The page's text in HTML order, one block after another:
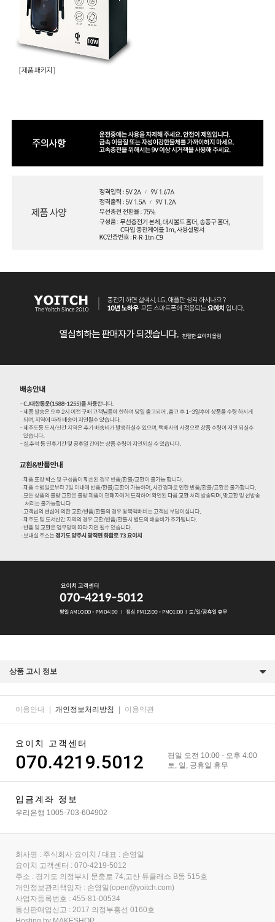
상품 고시 정보
이용안내 개인정보처리방침 이용약관
요이치 고객센터
070.4219.5012
평일 오전 10:00 - 오후 4:00
토, 일, 공휴일 휴무
입금계좌 정보
우리은행 1005-703-604902
회사명 : 주식회사 요이치 / 대표 : 손영일
요이치 고객센터 : 070-4219-5012
주소 : 경기도 의정부시 문충로 74,고산 듀클래스 B동 515호
개인정보관리책임자 : 손영일(open@yoitch.com)
사업자등록번호 : 455-81-00534
통신판매업신고 : 2017 의정부흥선 0160호